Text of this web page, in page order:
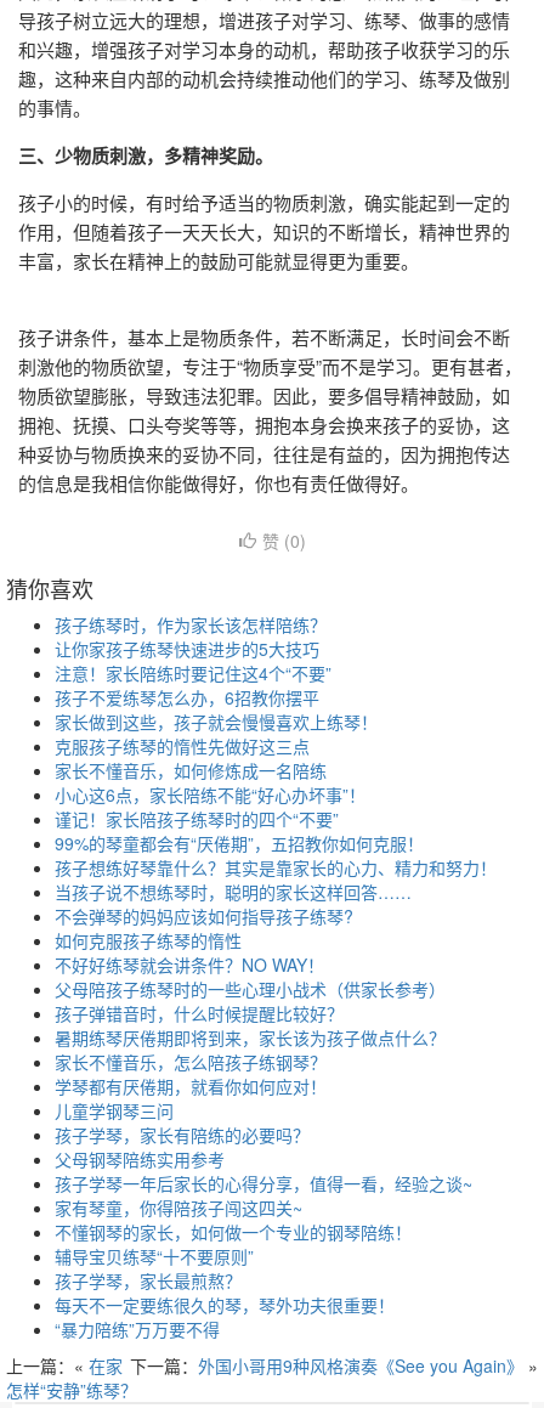
导孩子树立远大的理想，增进孩子对学习、练琴、做事的感情
和兴趣，增强孩子对学习本身的动机，帮助孩子收获学习的乐
趣，这种来自内部的动机会持续推动他们的学习、练琴及做别
的事情。
三、少物质刺激，多精神奖励。
孩子小的时候，有时给予适当的物质刺激，确实能起到一定的
作用，但随着孩子一天天长大，知识的不断增长，精神世界的
丰富，家长在精神上的鼓励可能就显得更为重要。
孩子讲条件，基本上是物质条件，若不断满足，长时间会不断
刺激他的物质欲望，专注于“物质享受”而不是学习。更有甚者，
物质欲望膨胀，导致违法犯罪。因此，要多倡导精神鼓励，如
拥袍、抚摸、口头夸奖等等，拥抱本身会换来孩子的妥协，这
种妥协与物质换来的妥协不同，往往是有益的，因为拥抱传达
的信息是我相信你能做得好，你也有责任做得好。
赞 (0)
猜你喜欢
孩子练琴时，作为家长该怎样陪练？
让你家孩子练琴快速进步的5大技巧
注意！家长陪练时要记住这4个“不要”
孩子不爱练琴怎么办，6招教你摆平
家长做到这些，孩子就会慢慢喜欢上练琴！
克服孩子练琴的惰性先做好这三点
家长不懂音乐，如何修炼成一名陪练
小心这6点，家长陪练不能“好心办坏事”！
谨记！家长陪孩子练琴时的四个“不要”
99%的琴童都会有“厌倦期”，五招教你如何克服！
孩子想练好琴靠什么？其实是靠家长的心力、精力和努力！
当孩子说不想练琴时，聪明的家长这样回答……
不会弹琴的妈妈应该如何指导孩子练琴?
如何克服孩子练琴的惰性
不好好练琴就会讲条件？NO WAY！
父母陪孩子练琴时的一些心理小战术（供家长参考）
孩子弹错音时，什么时候提醒比较好？
暑期练琴厌倦期即将到来，家长该为孩子做点什么？
家长不懂音乐，怎么陪孩子练钢琴？
学琴都有厌倦期，就看你如何应对！
儿童学钢琴三问
孩子学琴，家长有陪练的必要吗？
父母钢琴陪练实用参考
孩子学琴一年后家长的心得分享，值得一看，经验之谈~
家有琴童，你得陪孩子闯这四关~
不懂钢琴的家长，如何做一个专业的钢琴陪练！
辅导宝贝练琴“十不要原则”
孩子学琴，家长最煎熬？
每天不一定要练很久的琴，琴外功夫很重要！
“暴力陪练”万万要不得
下一篇： 外国小哥用9种风格演奏《See you Again》 »
上一篇：« 在家
怎样“安静”练琴？